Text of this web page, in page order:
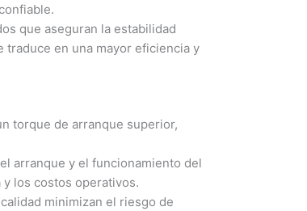
que aseguran la estabilidad
traduce en una mayor eficiencia y
torque de arranque superior,
arranque y el funcionamiento del
los costos operativos.
minimizan el riesgo de